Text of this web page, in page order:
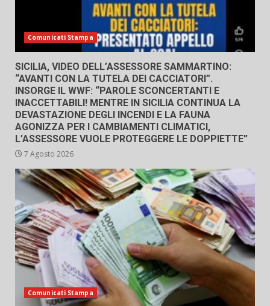
Comunicati Stampa
SICILIA, VIDEO DELL’ASSESSORE SAMMARTINO:
“AVANTI CON LA TUTELA DEI CACCIATORI”.
INSORGE IL WWF: “PAROLE SCONCERTANTI E
INACCETTABILI! MENTRE IN SICILIA CONTINUA LA
DEVASTAZIONE DEGLI INCENDI E LA FAUNA
AGONIZZA PER I CAMBIAMENTI CLIMATICI,
L’ASSESSORE VUOLE PROTEGGERE LE DOPPIETTE”
7 Agosto 2026
Comunicati Stampa